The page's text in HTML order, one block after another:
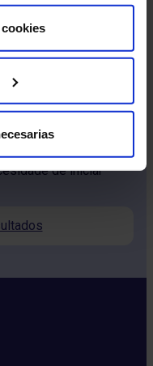
resultados
das túas probas
de iniciar